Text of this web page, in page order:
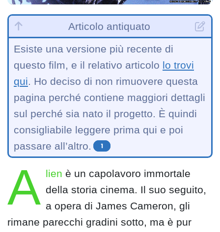
Articolo antiquato
Esiste una versione più recente di
questo film, e il relativo articolo lo trovi
qui. Ho deciso di non rimuovere questa
pagina perché contiene maggiori dettagli
sul perché sia nato il progetto. È quindi
consigliabile leggere prima qui e poi
passare all’altro.
1
A lien è un capolavoro immortale
della storia cinema. Il suo seguito,
a opera di James Cameron, gli
rimane parecchi gradini sotto, ma è pur